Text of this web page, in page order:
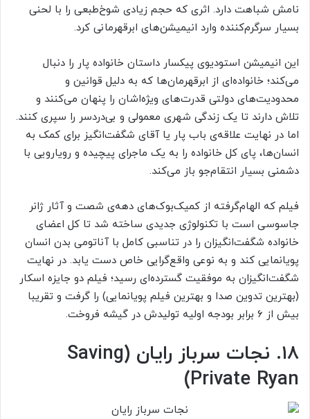
نامش شباهت دارد. اثری که حجم زیادی شوخ‌طبعی را با لحنی
بسیار سرگرم‌کننده وارد انیمیشن‌های ابرقهرمانی کرد.
این انیمیشن استودیوی پیکسار داستان خانواده پار را دنبال
می‌کند؛ خانواده‌ای از ابرقهرمان‌ها که به دلیل قوانین و
محدودیت‌های دولتی قدرت‌های ویژه‌اشان را پنهان می‌کنند و
تلاش دارند تا یک زندگی شهری معمولی و بی‌دردسر را سپری کنند.
اما در نهایت علاقه‌ی باب پار یا آقای شگفت‌انگیز برای کمک به
انسان‌ها، پای کل خانواده را به یک ماجرای پیچیده و رویارویی با
دشمنی بسیار انتقام‌جو باز می‌کند.
فیلم که الهام‌گرفته از کمیک‌بوک‌های دهه‌ی شصت و آثار ژانر
جاسوسی است با تکنولوژی جدیدی ساخته شد تا کل اعضای
خانواده شگفت‌انگیزان را در تناسبی کامل با آناتومی بدن انسان
پویانمایی کند و به نوعی واقع‌گرایی خاص دست یابد. در نهایت
شگفت‌انگیزان به موفقیت گسترده‌ای رسید؛ فیلم دو جایزه اسکار
(بهترین تدوین صدا و بهترین فیلم پویانمایی) را گرفت و تقریبا
بیش از ۶ برابر بودجه اولیه تولیدش در گیشه‌ فروخت.
۱۸. نجات سرباز رایان (Saving
Private Ryan)